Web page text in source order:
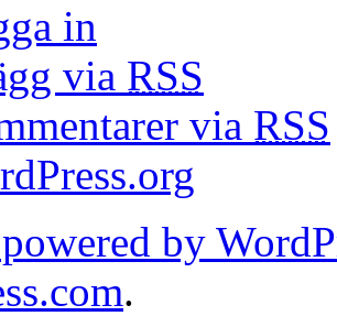
in
via RSS
via RSS
by
.